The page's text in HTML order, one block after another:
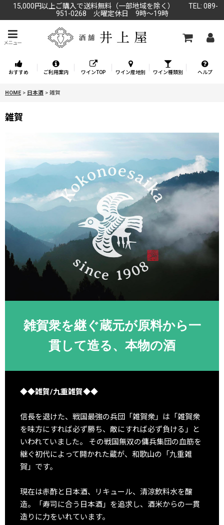
15,000円以上ご購入で送料無料（一部地域を除く） TEL: 089-
951-0268 火曜定休日 9時～19時
メニュー
おすすめ ご利用案内 ワインTOP ワイン産地別 ワイン種類別 ヘルプ
HOME > 日本酒 > 雑賀
雑賀
雑賀衆を継ぐ蔵元が原料から一
貫して造る、本物の酒
◆◆雑賀/九重雑賀◆◆
信長を退けた、戦国最強の兵団「雑賀衆」は「雑賀衆
を味方にすれば必ず勝ち、敵にすれば必ず負ける」と
いわれていました。 その戦国無双の傭兵集団の血筋を
継ぐ初代によって開かれた蔵が、和歌山の「九重雑
賀」です。
現在は赤酢と日本酒、リキュール、清涼飲料水を醸
造。「寿司に合う日本酒」を追求し、酒米からの一貫
造りに力をいれています。